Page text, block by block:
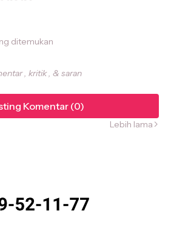
ditemukan
, kritik , & saran
Komentar (0)
Lebih lama